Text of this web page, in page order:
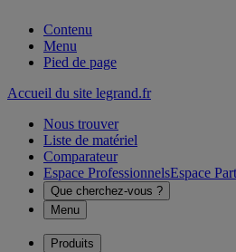
Contenu
Menu
Pied de page
Accueil du site legrand.fr
Nous trouver
Liste de matériel
Comparateur
Espace ProfessionnelsEspace
Que cherchez-vous ?
Menu
Produits